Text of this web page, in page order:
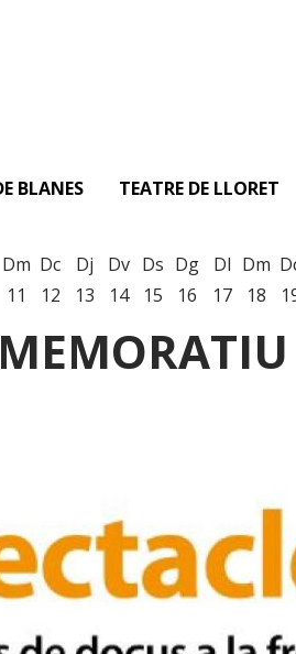
BLANES TEATRE DE LLORET
Dm
11
Dc
12
Dj
13
Dv
14
Ds
15
Dg
16
Dl
17
Dm
18